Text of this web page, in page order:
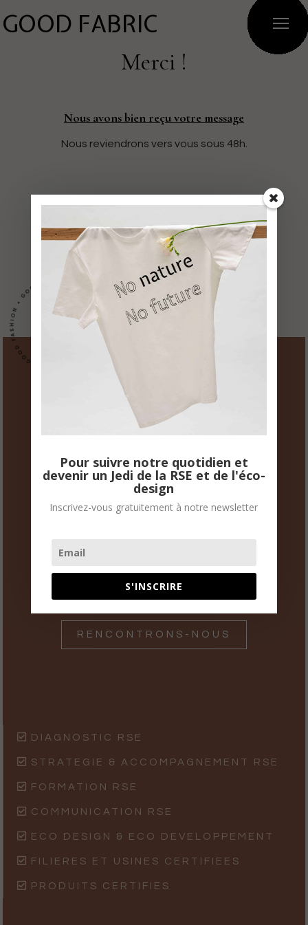
GOOD FABRIC
Merci !
Nous avons bien reçu votre message
Nous reviendrons vers vous sous 48h.
Vous souhaitez mettre en
place une démarche RSE
au sein de votre entreprise ?
Vous souhaitez créer des
produits éco conçus et
certifiés ?
RENCONTRONS-NOUS
GF
DIAGNOSTIC RSE
STRATEGIE & ACCOMPAGNEMENT RSE
FORMATION RSE
COMMUNICATION RSE
ECO DESIGN & ECO DEVELOPPEMENT
FILIERES ET USINES CERTIFIEES
PRODUITS CERTIFIES
Pour suivre notre quotidien et
devenir un Jedi de la RSE et de l'éco-
design
Inscrivez-vous gratuitement à notre newsletter
S'INSCRIRE